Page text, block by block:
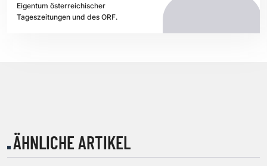
Eigentum österreichischer
Tageszeitungen und des ORF.
ÄHNLICHE ARTIKEL